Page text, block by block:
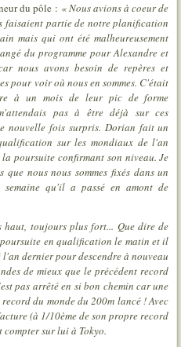
du pôle : « Nous avions à coeur de
faisaient partie de notre planification
mais qui ont été malheureusement
du programme pour Alexandre et
nous avons besoin de repères et
pour voir où nous en sommes. C'était
à un mois de leur pic de forme
pas à être déjà sur ces
nouvelle fois surpris. Dorian fait un
sur les mondiaux de l'an
poursuite confirmant son niveau. Je
nous nous sommes fixés dans un
qu'il a passé en amont de
toujours plus fort... Que dire de
en qualification le matin et il
dernier pour descendre à nouveau
de mieux que le précédent record
pas arrêté en si bon chemin car une
du monde du 200m lancé ! Avec
(à 1/10ème de son propre record
sur lui à Tokyo.